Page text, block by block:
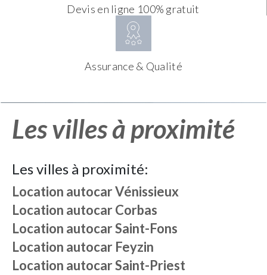
Devis en ligne 100% gratuit
Assurance & Qualité
Les villes à proximité
Les villes à proximité:
Location autocarVénissieux
Location autocarCorbas
Location autocarSaint-Fons
Location autocar Feyzin
Location autocarSaint-Priest